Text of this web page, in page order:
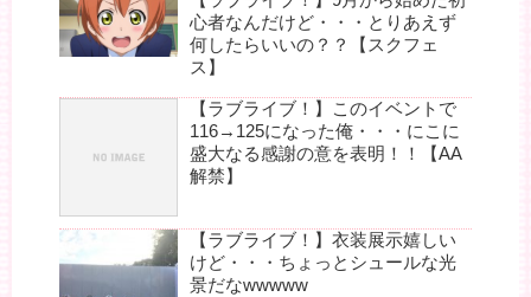
心者なんだけど・・・とりあえず
何したらいいの？？【スクフェ
ス】
【ラブライブ！】このイベントで
116→125になった俺・・・にこに
盛大なる感謝の意を表明！！【AA
解禁】
【ラブライブ！】衣装展示嬉しい
けど・・・ちょっとシュールな光
景だなwwwww